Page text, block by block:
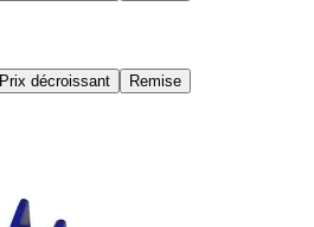
Prix décroissant Remise